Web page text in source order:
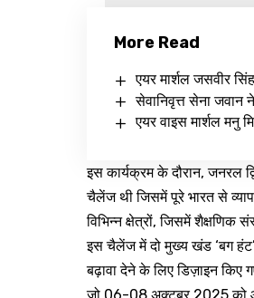
More Read
एयर मार्शल जसवीर
सेवानिवृत्त सेना जवान
एयर वाइस मार्शल मनु
इस कार्यक्रम के दौरान, जनरल
चैलेंज थी जिसमें पूरे भारत से
विभिन्न क्षेत्रों, जिसमें शैक्षणिक
इस चैलेंज में दो मुख्य खंड ‘बग
बढ़ावा देने के लिए डिज़ाइन
जो 06-08 अक्टूबर 2025 को